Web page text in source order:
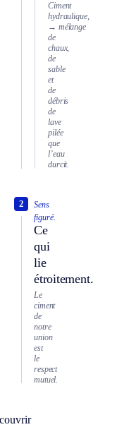
Ciment
hydraulique,
→ mélange
de
chaux,
de
sable
et
de
débris
de
lave
pilée
que
l’eau
durcit.
Sens
figuré.
Ce
qui
lie
étroitement.
2
Le
ciment
de
notre
union
est
le
respect
mutuel.